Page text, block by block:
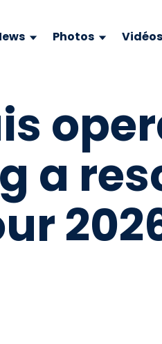
Photos Vidéos
a